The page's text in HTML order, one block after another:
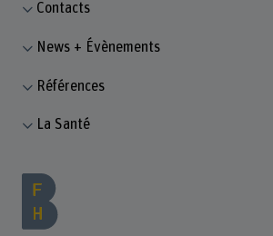
Contacts
News + Évènements
Références
La Santé